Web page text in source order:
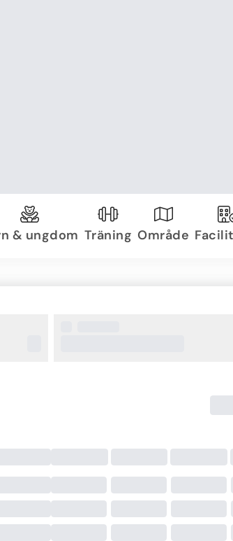
& ungdom Träning Område